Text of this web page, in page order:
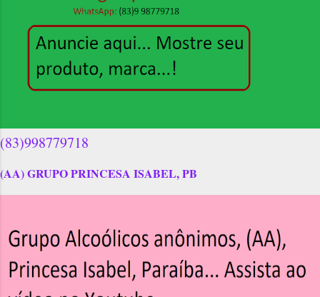
(83)998779718
(AA) GRUPO PRINCESA ISABEL, PB